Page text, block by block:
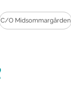
C/O Midsommargården